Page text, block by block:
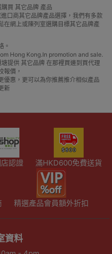
買 其它品牌 產品
口商其它品牌產品選擇，我們有多款
在網上或陳列室選購目標其它品牌產
。
Hong Kong.In promotion and sale.
提供 其它品牌 在那裡買邊到買代理
報價，
優惠，更可以為你推薦推介相似產品
新
認證 滿HKD600免費送貨
精選產品會員額外折扣
資料